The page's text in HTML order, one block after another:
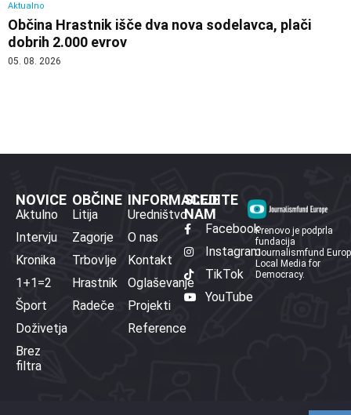
Aktualno
Občina Hrastnik išče dva nova sodelavca, plači
dobrih 2.000 evrov
05. 08. 2026
NOVICE
Aktulno
Intervju
Kronika
1+1=2
Šport
Doživetja
Brez
filtra
OBČINE
Litija
Zagorje
Trbovlje
Hrastnik
Radeče
INFORMACIJE
Uredništvo
O nas
Kontakt
Oglaševanje
Projekti
Reference
SLEDITE
NAM
Facebook
Instagram
TikTok
YouTube
Prenovo je podprla
fundacija
Journalismfund
Local Media for
Democracy.